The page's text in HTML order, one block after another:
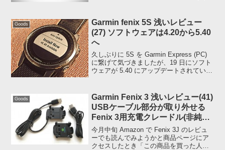
Goods
Garmin fenix 5S 浅いレビュー
(27) ソフトウェアは4.20から5.40
へ
久しぶりに 5S を Garmin Express (PC)
に繋げて気づきましたが、19 日にソフト
ウェアが 5.40 にアップデートされていた
(GCD...
Goods
Garmin Fenix 3 浅いレビュー(41)
USBケーブル部分が取り外せる
Fenix 3用充電クレードル(非純正
品)
今月中旬 Amazon で Fenix 3J のレビュ
ーでも読んでみようかと商品ページにア
クセスしたとき「この商品を買った人は